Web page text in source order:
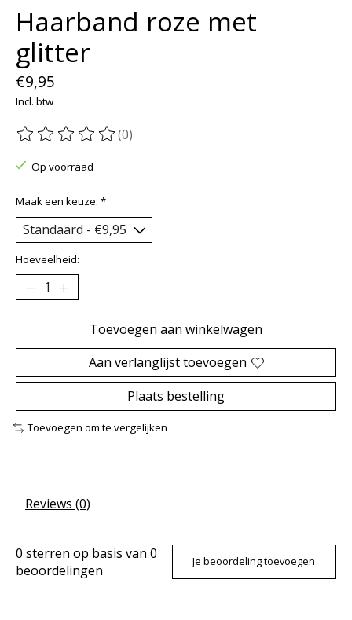
Haarband roze met
glitter
€9,95
Incl. btw
De beoordeling van dit product is
(0)
Op voorraad
Maak een keuze: *
Hoeveelheid:
Toevoegen aan winkelwagen
Aan verlanglijst toevoegen
Plaats bestelling
Toevoegen om te vergelijken
Reviews (0)
0 sterren op basis van 0
beoordelingen
Je beoordeling toevoegen